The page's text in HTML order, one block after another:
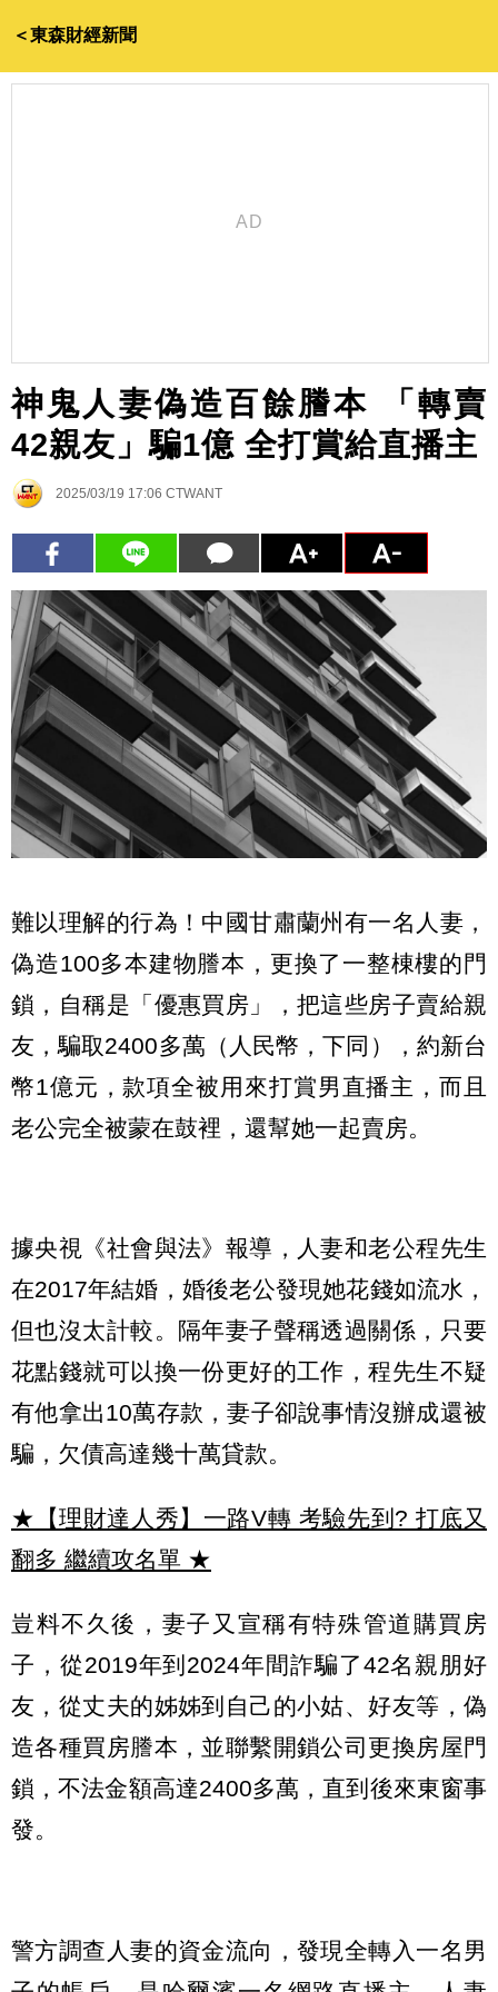
＜東森財經新聞
神鬼人妻偽造百餘謄本 「轉賣
42親友」騙1億 全打賞給直播主
2025/03/19 17:06 CTWANT
難以理解的行為！中國甘肅蘭州有一名人妻，
偽造100多本建物謄本，更換了一整棟樓的門
鎖，自稱是「優惠買房」，把這些房子賣給親
友，騙取2400多萬（人民幣，下同），約新台
幣1億元，款項全被用來打賞男直播主，而且
老公完全被蒙在鼓裡，還幫她一起賣房。
據央視《社會與法》報導，人妻和老公程先生
在2017年結婚，婚後老公發現她花錢如流水，
但也沒太計較。隔年妻子聲稱透過關係，只要
花點錢就可以換一份更好的工作，程先生不疑
有他拿出10萬存款，妻子卻說事情沒辦成還被
騙，欠債高達幾十萬貸款。
★【理財達人秀】一路V轉 考驗先到? 打底又
翻多 繼續攻名單 ★
豈料不久後，妻子又宣稱有特殊管道購買房
子，從2019年到2024年間詐騙了42名親朋好
友，從丈夫的姊姊到自己的小姑、好友等，偽
造各種買房謄本，並聯繫開鎖公司更換房屋門
鎖，不法金額高達2400多萬，直到後來東窗事
發。
警方調查人妻的資金流向，發現全轉入一名男